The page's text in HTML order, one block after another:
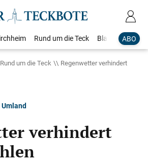
ABO
Rund um die Teck Blaulicht
Rund um die Teck
Regenwetter verhindert
Umland
verhindert